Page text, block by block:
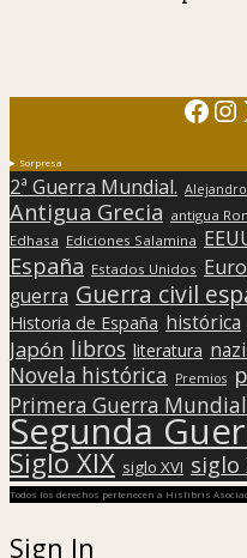
Sorpresa
2ª Guerra Mundial.
Antigua Grecia antigua
Edhasa Ediciones Salamina
España Estados Unidos
guerra Guerra civil
Historia de España histórica
Japón libros literatura
Novela histórica Premios
Primera Guerra Mundial
Segunda
Siglo XIX siglo XVI siglo
Todos los derechos pertenecen a Hislibris
Sign In